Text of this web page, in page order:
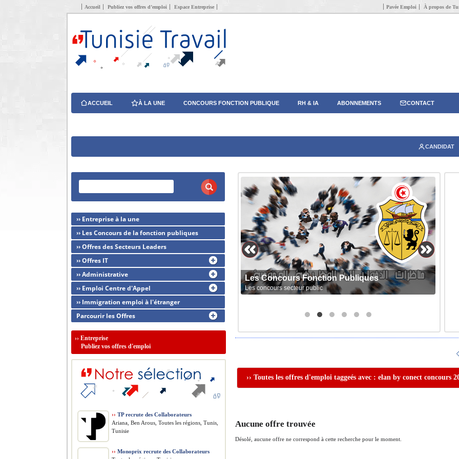
Accueil Publiez vos offres d’emploi Espace Entreprise Pavée Emploi À propos de
ACCUEIL À LA UNE CONCOURS FONCTION PUBLIQUE RH & IA ABONNEMENTS CONTACT
CANDIDAT
Les Concours Fonction Publiques
Les concours secteur public
›› Toutes les offres d'emploi taggeés avec : elan by conect concours
Aucune offre trouvée
Désolé, aucune offre ne correspond à cette recherche pour le moment.
›› Entreprise à la une
›› Les Concours de la fonction publiques
›› Offres des Secteurs Leaders
›› Offres IT
›› Administrative
›› Emploi Centre d'Appel
›› Immigration emploi à l'étranger
Parcourir les Offres
›› Entreprise
Publiez vos offres d'emploi
›› TP recrute des Collaborateurs
Ariana, Ben Arous, Toutes les régions, Tunis,
Tunisie
›› Monoprix recrute des Collaborateurs